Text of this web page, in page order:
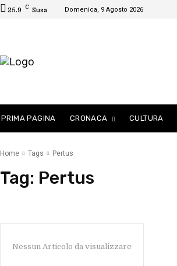
25.9 C Susa Domenica, 9 Agosto 2026
PRIMA PAGINA CRONACA CULTURA
Home Tags Pertus
Tag: Pertus
Nessun Articolo da visualizzare